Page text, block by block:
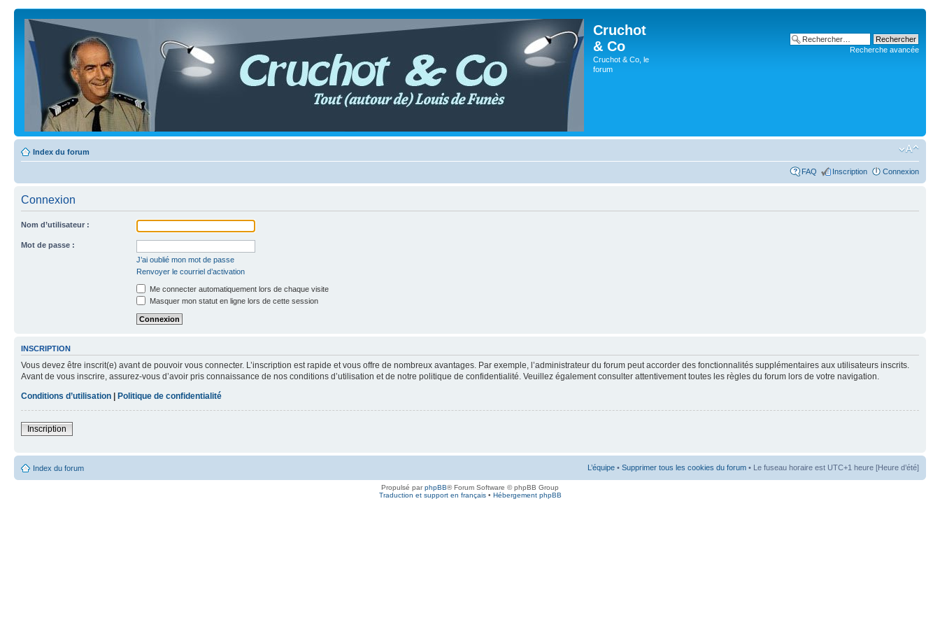
Cruchot
& Co
Cruchot & Co, le
forum
Recherche avancée
Index du forum
FAQ Inscription Connexion
Connexion
Nom d’utilisateur :
Mot de passe :
J’ai oublié mon mot de passe
Renvoyer le courriel d’activation
Me connecter automatiquement lors de chaque visite
Masquer mon statut en ligne lors de cette session
INSCRIPTION
Vous devez être inscrit(e) avant de pouvoir vous connecter. L’inscription est rapide et vous offre de nombreux avantages. Par exemple, l’administrateur du forum peut accorder des fonctionnalités supplémentaires aux utilisateurs inscrits.
Avant de vous inscrire, assurez-vous d’avoir pris connaissance de nos conditions d’utilisation et de notre politique de confidentialité. Veuillez également consulter attentivement toutes les règles du forum lors de votre navigation.
Conditions d’utilisation | Politique de confidentialité
Inscription
Index du forum L’équipe • Supprimer tous les cookies du forum • Le fuseau horaire est UTC+1 heure [Heure d’été]
Propulsé parphpBB® Forum Software © phpBB Group
Traduction et support en français• Hébergement phpBB